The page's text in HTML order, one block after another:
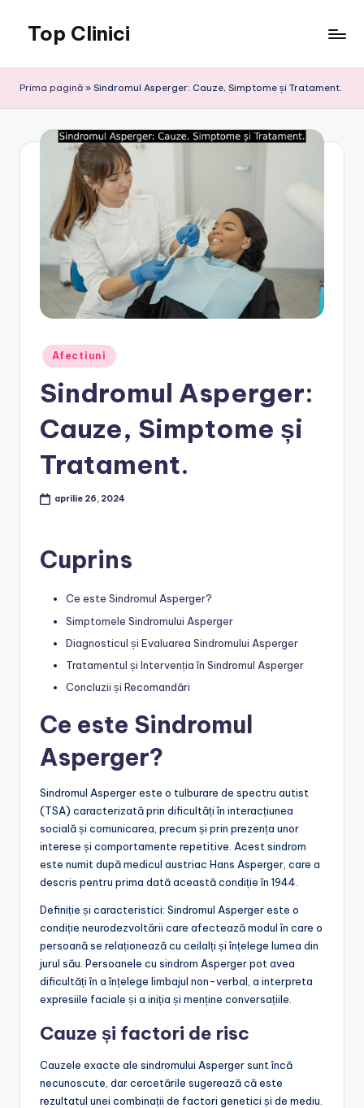
content
Top Clinici
Prima pagină » Sindromul Asperger: Cauze, Simptome și Tratament.
Posted
in
Afectiuni
Sindromul Asperger:
Cauze, Simptome și
Tratament.
aprilie 26, 2024
Cuprins
Ce este Sindromul Asperger?
Simptomele Sindromului Asperger
Diagnosticul și Evaluarea Sindromului Asperger
Tratamentul și Intervenția în Sindromul Asperger
Concluzii și Recomandări
Ce este Sindromul
Asperger?
Sindromul Asperger este o tulburare de spectru autist
(TSA) caracterizată prin dificultăți în interacțiunea
socială și comunicarea, precum și prin prezența unor
interese și comportamente repetitive. Acest sindrom
este numit după medicul austriac Hans Asperger, care a
descris pentru prima dată această condiție în 1944.
Definiție și caracteristici: Sindromul Asperger este o
condiție neurodezvoltării care afectează modul în care o
persoană se relaționează cu ceilalți și înțelege lumea din
jurul său. Persoanele cu sindrom Asperger pot avea
dificultăți în a înțelege limbajul non-verbal, a interpreta
expresiile faciale și a iniția și menține conversațiile.
Cauze și factori de risc
Cauzele exacte ale sindromului Asperger sunt încă
necunoscute, dar cercetările sugerează că este
rezultatul unei combinații de factori genetici și de mediu.